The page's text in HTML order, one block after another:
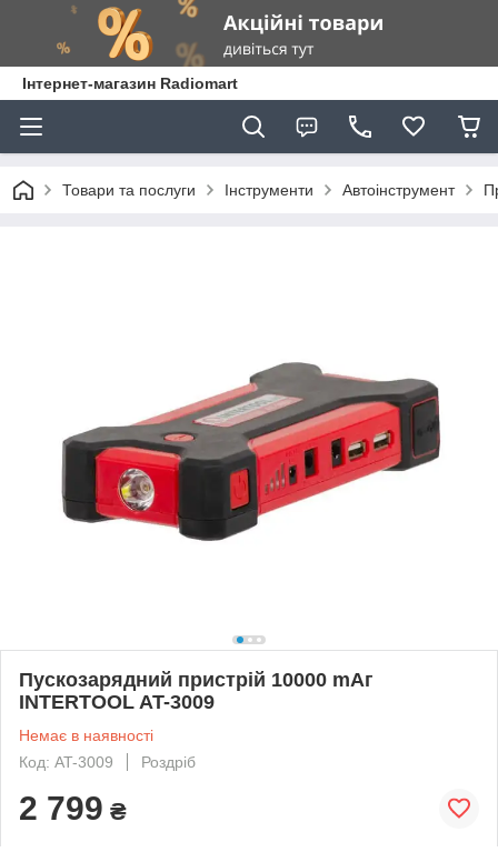
Інтернет-магазин Radiomart
Товари та послуги Інструменти Автоінструмент
Пускозарядний пристрій 10000 mАг
INTERTOOL AT-3009
Немає в наявності
Код: AT-3009
Роздріб
2 799 ₴